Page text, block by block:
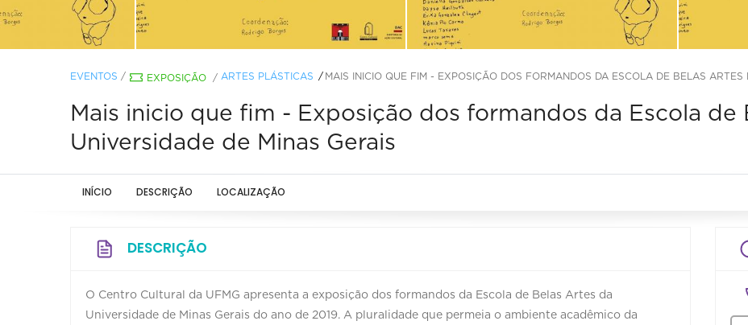
EVENTOS / EXPOSIÇÃO / ARTES PLÁSTICAS MAIS INICIO QUE FIM - EXPOSIÇÃO DOS FORMANDOS DA ESCOLA DE BELAS ARTES
Mais inicio que fim - Exposição dos formandos da Escola de
Universidade de Minas Gerais
INÍCIO DESCRIÇÃO LOCALIZAÇÃO
DESCRIÇÃO
O Centro Cultural da UFMG apresenta a exposição dos formandos da Escola de Belas Artes da
Universidade de Minas Gerais do ano de 2019. A pluralidade que permeia o ambiente acadêmico da